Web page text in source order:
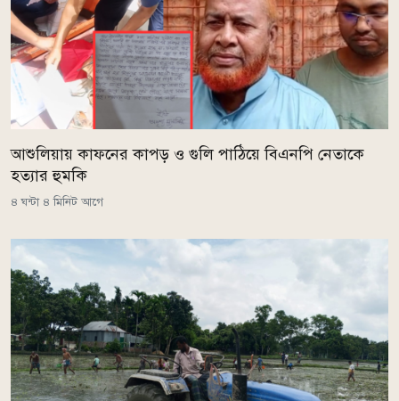
আশুলিয়ায় কাফনের কাপড় ও গুলি পাঠিয়ে বিএনপি নেতাকে
হত্যার হুমকি
৪ ঘন্টা ৪ মিনিট আগে